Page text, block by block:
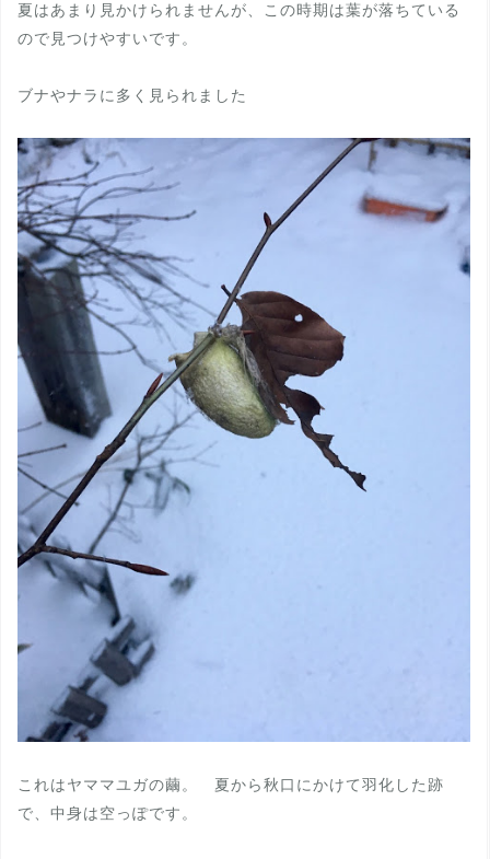
夏はあまり見かけられませんが、この時期は葉が落ちている
ので見つけやすいです。
ブナやナラに多く見られました
これはヤママユガの繭。 夏から秋口にかけて羽化した跡
で、中身は空っぽです。